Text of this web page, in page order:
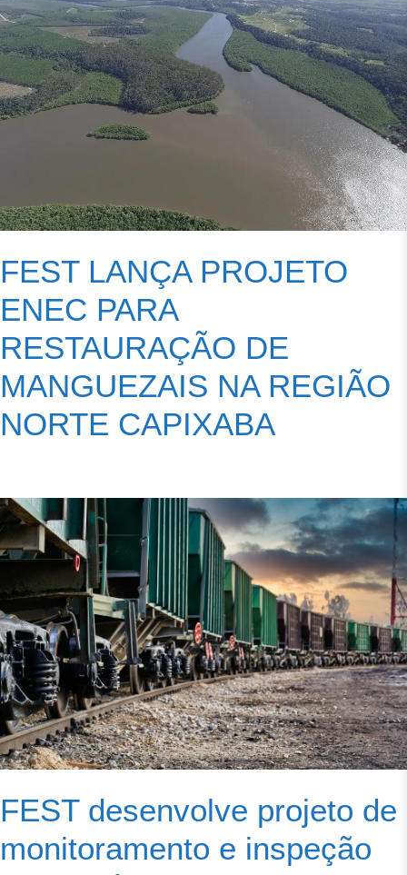
FEST LANÇA PROJETO
ENEC PARA
RESTAURAÇÃO DE
MANGUEZAIS NA REGIÃO
NORTE CAPIXABA
FEST desenvolve projeto de
monitoramento e inspeção